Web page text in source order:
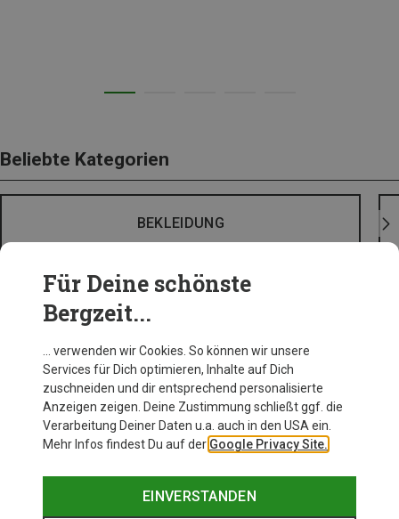
Beliebte Kategorien
BEKLEIDUNG
Für Deine schönste
Bergzeit...
… verwenden wir Cookies. So können wir unsere
Services für Dich optimieren, Inhalte auf Dich
zuschneiden und dir entsprechend personalisierte
Anzeigen zeigen. Deine Zustimmung schließt ggf. die
Verarbeitung Deiner Daten u.a. auch in den USA ein.
Mehr Infos findest Du auf der Google Privacy Site.
EINVERSTANDEN